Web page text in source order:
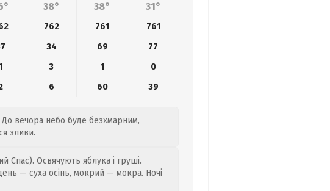
38° 38° 31°
762 761
761
34 69
77
3 1
0
6 60 39
До вечора небо буде безхмарним,
зливи.
Спас). Освячують яблука і груші.
— суха осінь, мокрий — мокра. Ночі